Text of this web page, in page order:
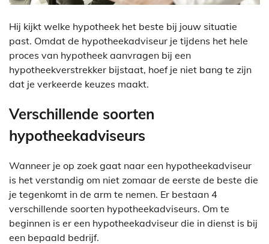
Hij kijkt welke hypotheek het beste bij jouw situatie
past. Omdat de hypotheekadviseur je tijdens het hele
proces van hypotheek aanvragen bij een
hypotheekverstrekker bijstaat, hoef je niet bang te zijn
dat je verkeerde keuzes maakt.
Verschillende soorten
hypotheekadviseurs
Wanneer je op zoek gaat naar een hypotheekadviseur
is het verstandig om niet zomaar de eerste de beste die
je tegenkomt in de arm te nemen. Er bestaan 4
verschillende soorten hypotheekadviseurs. Om te
beginnen is er een hypotheekadviseur die in dienst is bij
een bepaald bedrijf.